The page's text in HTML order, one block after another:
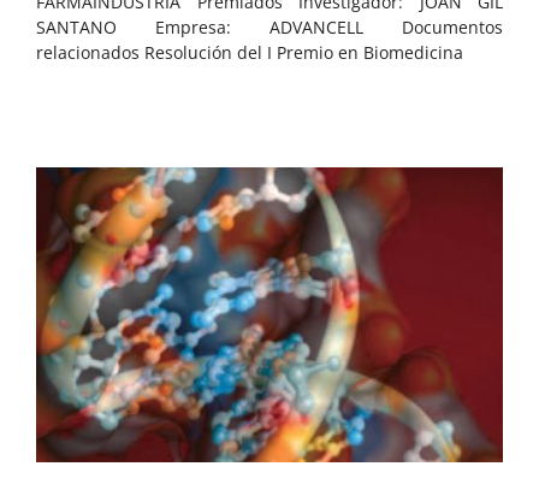
SANTANO Empresa: ADVANCELL Documentos
relacionados Resolución del I Premio en Biomedicina